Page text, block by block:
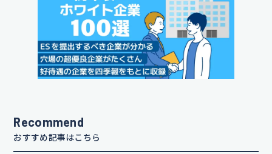
Recommend
おすすめ記事はこちら